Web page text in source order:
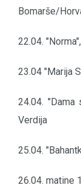
Bomarše/
22.04.
23.04 "Marija
24.04. "Dama
Verdija
25.04.
26.04. matine